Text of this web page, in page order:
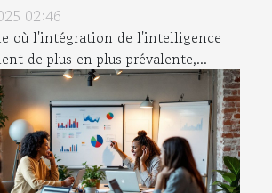
02:46
où l'intégration de l'intelligence
de plus en plus prévalente,...